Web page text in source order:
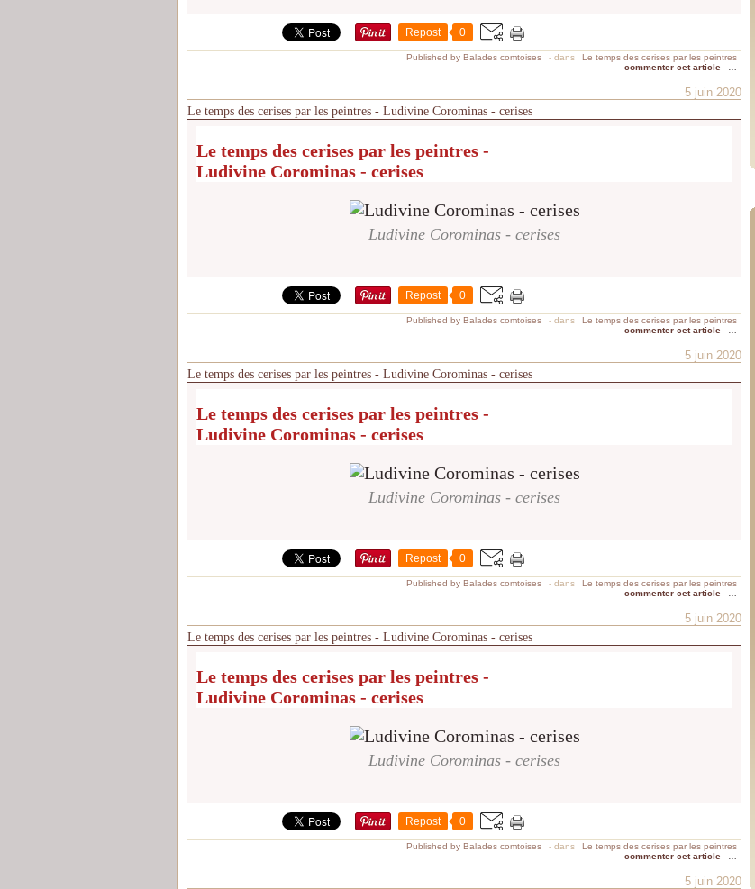
Repost 0
Published by Balades comtoises - dans
Le temps des cerises par les peintres
commenter cet article
5 juin 2020
Le temps des cerises par les peintres - Ludivine Corominas - cerises
Le temps des cerises par les peintres -
Ludivine Corominas - cerises
Ludivine Corominas - cerises
Repost 0
Published by Balades comtoises - dans
Le temps des cerises par les peintres
commenter cet article
5 juin 2020
Le temps des cerises par les peintres - Ludivine Corominas - cerises
Le temps des cerises par les peintres -
Ludivine Corominas - cerises
Ludivine Corominas - cerises
Repost 0
Published by Balades comtoises - dans
Le temps des cerises par les peintres
commenter cet article
5 juin 2020
Le temps des cerises par les peintres - Ludivine Corominas - cerises
Le temps des cerises par les peintres -
Ludivine Corominas - cerises
Ludivine Corominas - cerises
Repost 0
Published by Balades comtoises - dans
Le temps des cerises par les peintres
commenter cet article
5 juin 2020